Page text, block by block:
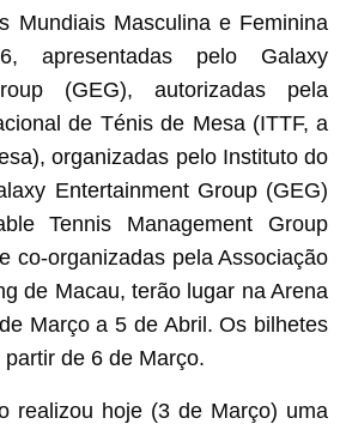
Mundiais Masculina e Feminina
apresentadas pelo Galaxy
(GEG), autorizadas pela
de Ténis de Mesa (ITTF, a
organizadas pelo Instituto do
Entertainment Group (GEG)
Tennis Management Group
co-organizadas pela Associação
de Macau, terão lugar na Arena
Março a 5 de Abril. Os bilhetes
de 6 de Março.
realizou hoje (3 de Março) uma